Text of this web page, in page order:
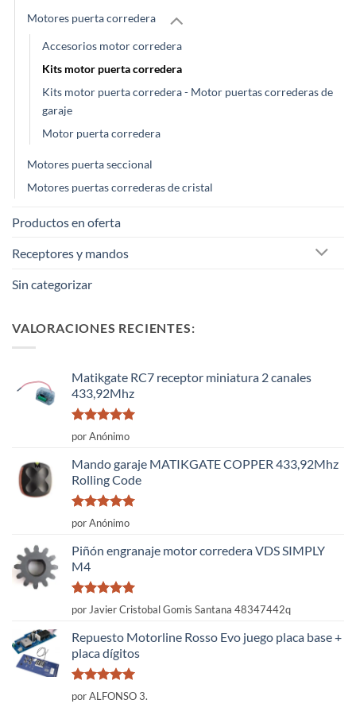
Motores puerta corredera
Accesorios motor corredera
Kits motor puerta corredera
Kits motor puerta corredera - Motor puertas correderas de
garaje
Motor puerta corredera
Motores puerta seccional
Motores puertas correderas de cristal
Productos en oferta
Receptores y mandos
Sin categorizar
VALORACIONES RECIENTES:
Matikgate RC7 receptor miniatura 2 canales
433,92Mhz
Valorado
con
por Anónimo
Mando garaje MATIKGATE COPPER 433,92Mhz
Rolling Code
Valorado
con
por Anónimo
Piñón engranaje motor corredera VDS SIMPLY
M4
Valorado
con
por Javier Cristobal Gomis Santana 48347442q
Repuesto Motorline Rosso Evo juego placa base +
placa dígitos
Valorado
con
por ALFONSO 3.